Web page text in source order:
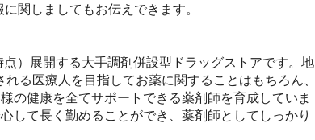
関しましてもお伝えできます。
）展開する大手調剤併設型ドラッグストアです。地
る医療人を目指してお薬に関することはもちろん、
の健康を全てサポートできる薬剤師を育成していま
して長く勤めることができ、薬剤師としてしっかり